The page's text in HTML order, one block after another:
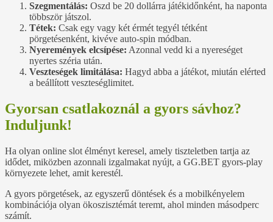
Szegmentálás: Oszd be 20 dollárra játékidőnként, ha naponta
többször játszol.
Tétek: Csak egy vagy két érmét tegyél tétként
pörgetésenként, kivéve auto‑spin módban.
Nyeremények elcsípése: Azonnal vedd ki a nyereséget
nyertes széria után.
Veszteségek limitálása: Hagyd abba a játékot, miután elérted
a beállított veszteséglimitet.
Gyorsan csatlakoznál a gyors sávhoz?
Induljunk!
Ha olyan online slot élményt keresel, amely tiszteletben tartja az
idődet, miközben azonnali izgalmakat nyújt, a GG.BET gyors‑play
környezete lehet, amit kerestél.
A gyors pörgetések, az egyszerű döntések és a mobilkényelem
kombinációja olyan ökoszisztémát teremt, ahol minden másodperc
számít.